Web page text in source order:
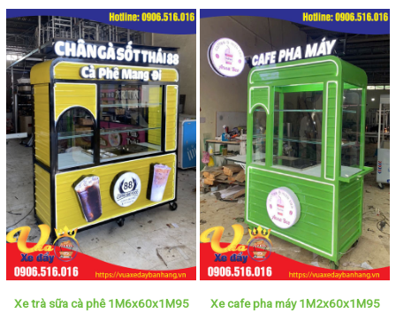
Xe trà sữa cà phê 1M6x60x1M95 Xe cafe pha máy 1M2x60x1M95